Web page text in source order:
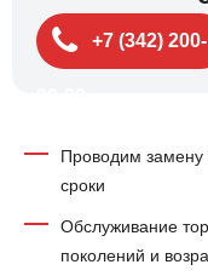
+7 (342) 200-
Проводим замену
сроки
Обслуживание
поколений и